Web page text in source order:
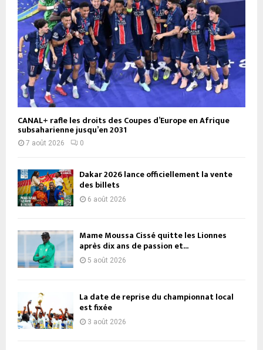
CANAL+ rafle les droits des Coupes d’Europe en Afrique
subsaharienne jusqu’en 2031
7 août 2026 0
Dakar 2026 lance officiellement la vente
des billets
6 août 2026
Mame Moussa Cissé quitte les Lionnes
après dix ans de passion et...
5 août 2026
La date de reprise du championnat local
est fixée
3 août 2026